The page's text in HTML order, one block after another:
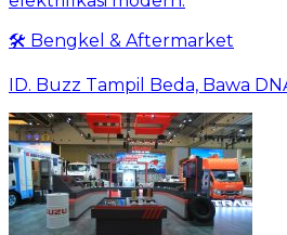
🛠️ Bengkel & Aftermarket
ID. Buzz Tampil Beda, Bawa